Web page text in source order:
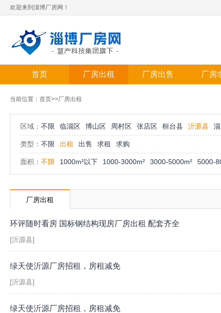
欢迎来到淄博厂房网！
首页 厂房出租 厂房出售 厂房
当前位置： 首页>>厂房出租
区域： 不限 临淄区 博山区 周村区 张店区 桓台县 沂源县
类型： 不限 出租 出售 求租 求购
面积： 不限 1000m²以下 1000-3000m² 3000-5000m² 5000-
厂房出租
环评随时看房 国标钢结构现房厂房出租 配套齐全
[沂源县]
绿天使沂源厂房招租，房租减免
[沂源县]
绿天使沂源厂房招租，房租减免